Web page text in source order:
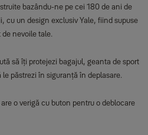
bazându-ne pe cei 180 de ani de
cu un design exclusiv Yale, fiind supuse
nevoile tale.
să îți protejezi bagajul, geanta de sport
păstrezi în siguranță în deplasare.
o verigă cu buton pentru o deblocare